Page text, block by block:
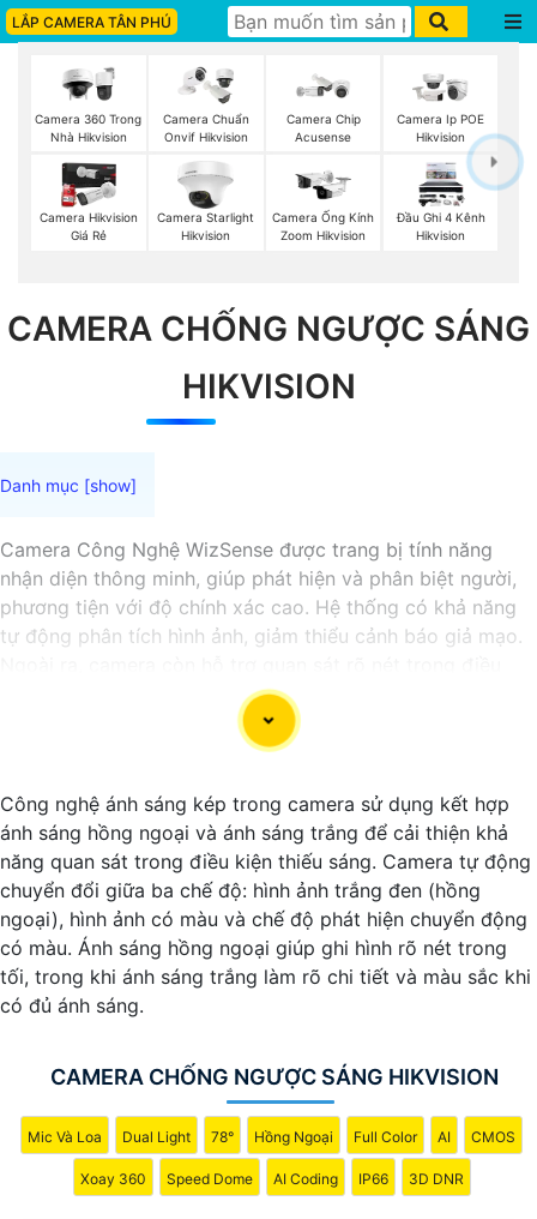
LẮP CAMERA TÂN PHÚ
Camera 360 Trong
Nhà Hikvision
Camera Chuẩn
Onvif Hikvision
Camera Chip
Acusense
Camera Ip POE
Hikvision
Camera Hikvision
Giá Rẻ
Camera Starlight
Hikvision
Camera Ống Kính
Zoom Hikvision
Đầu Ghi 4 Kênh
Hikvision
CAMERA CHỐNG NGƯỢC SÁNG
HIKVISION
Camera Công Nghệ WizSense được trang bị tính năng
nhận diện thông minh, giúp phát hiện và phân biệt người,
phương tiện với độ chính xác cao. Hệ thống có khả năng
tự động phân tích hình ảnh, giảm thiểu cảnh báo giả mạo.
kiện ánh sáng yếu nhờ công nghệ Starlight và các tính
năng này giúp nâng cao hiệu quả giám sát và bảo vệ an
Công nghệ ánh sáng kép trong camera sử dụng kết hợp
ánh sáng hồng ngoại và ánh sáng trắng để cải thiện khả
năng quan sát trong điều kiện thiếu sáng. Camera tự động
chuyển đổi giữa ba chế độ: hình ảnh trắng đen (hồng
ngoại), hình ảnh có màu và chế độ phát hiện chuyển động
có màu. Ánh sáng hồng ngoại giúp ghi hình rõ nét trong
tối, trong khi ánh sáng trắng làm rõ chi tiết và màu sắc khi
có đủ ánh sáng.
CAMERA CHỐNG NGƯỢC SÁNG HIKVISION
Mic Và Loa Dual Light 78° Hồng Ngoại Full Color AI CMOS
Xoay 360 Speed Dome AI Coding IP66 3D DNR